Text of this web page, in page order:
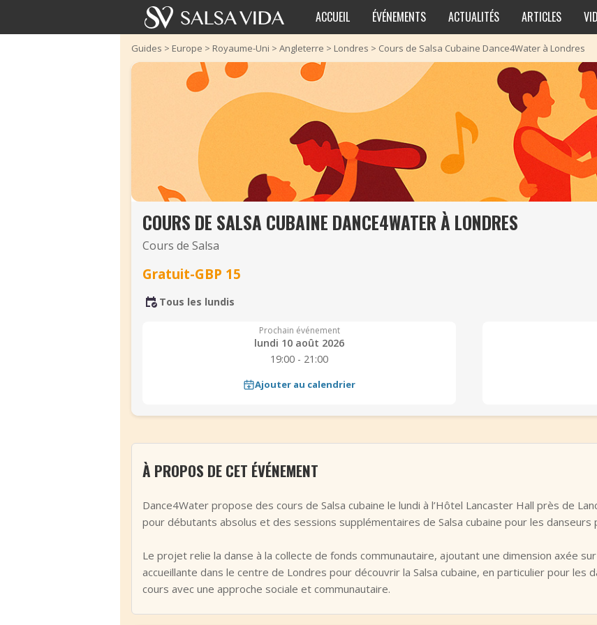
ACCUEIL ÉVÉNEMENTS ACTUALITÉS ARTICLES
Guides > Europe > Royaume-Uni > Angleterre > Londres > Cours de Salsa Cubaine Dance4Water à Londres
COURS DE SALSA CUBAINE DANCE4WATER À LONDRES
Cours de Salsa
Gratuit-GBP 15
Tous les lundis
Prochain événement
lundi 10 août 2026
19:00 - 21:00
Ajouter au calendrier
À PROPOS DE CET ÉVÉNEMENT
Dance4Water propose des cours de Salsa cubaine le lundi à l’Hôtel Lancaster Hall près de
pour débutants absolus et des sessions supplémentaires de Salsa cubaine pour les
Le projet relie la danse à la collecte de fonds communautaire, ajoutant une dimension axée
accueillante dans le centre de Londres pour découvrir la Salsa cubaine, en particulier pour les
cours avec une approche sociale et communautaire.